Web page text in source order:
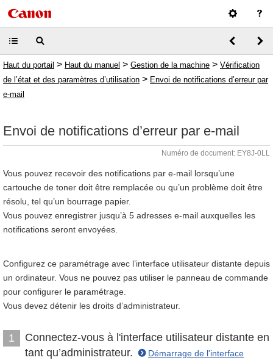
Haut du portail > Haut du manuel > Gestion de la machine > Vérification
de l’état et des paramètres d’utilisation > Envoi de notifications d’erreur par
e-mail
Envoi de notifications d’erreur par e-mail
Numéro de document: EY8J-0LL
Vous pouvez recevoir des notifications par e-mail lorsqu’une
cartouche de toner doit être remplacée ou qu’un problème doit être
résolu, tel qu’un bourrage papier.
Vous pouvez enregistrer jusqu’à 5 adresses e-mail auxquelles les
notifications seront envoyées.
Configurez ce paramétrage avec l’interface utilisateur distante depuis
un ordinateur. Vous ne pouvez pas utiliser le panneau de commande
pour configurer le paramétrage.
Vous devez détenir les droits d’administrateur.
1
Connectez-vous à l'interface utilisateur distante en
tant qu’administrateur.
Démarrage de l'interface